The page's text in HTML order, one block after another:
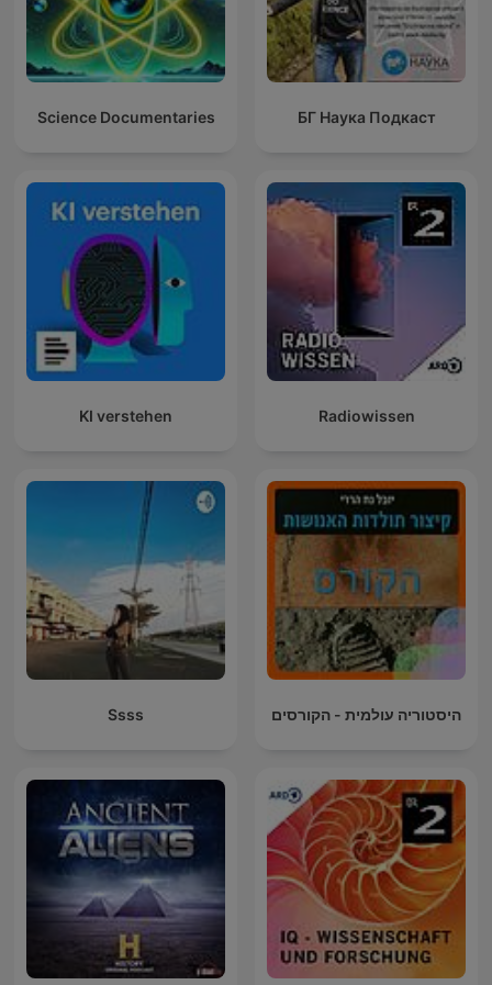
Science Documentaries БГ Наука Подкаст
KI verstehen Radiowissen
Ssss היסטוריה עולמית - הקורסים